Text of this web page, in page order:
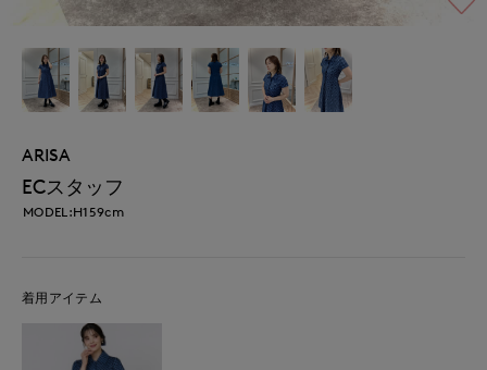
ARISA
ECスタッフ
MODEL:H159cm
着用アイテム